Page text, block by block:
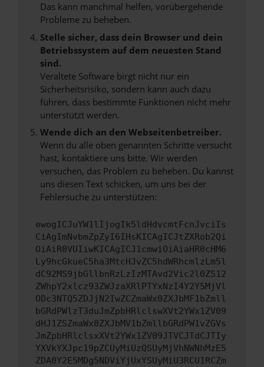
Das kann manchmal helfen, vorübergehende
Probleme zu beheben.
Stelle sicher, dass dein Browser und dein
Betriebssystem auf dem neuesten Stand
sind.
Veraltete Software birgt nicht nur ein
Sicherheitsrisiko, sondern kann auch dazu
führen, dass bestimmte Funktionen nicht mehr
unterstützt werden.
Wende dich an den Webseitenbetreiber.
Wenn du alle oben genannten Schritte versucht
hast, kontaktiere uns bitte. Wir werden
versuchen, das Problem zu beheben. Du kannst
uns diesen Text schicken, um uns bei der
Fehlersuche zu unterstützen:
ewogICJuYW1lIjogIk5ldHdvcmtFcnJvciIs
CiAgImNvbmZpZyI6IHsKICAgICJtZXRob2Qi
OiAiR0VUIiwKICAgICJ1cmwiOiAiaHR0cHM6
Ly9hcGkueC5ha3MtcHJvZC5hdWRhcmlzLm5l
dC92MS9jbGllbnRzLzIzMTAvd2Vic2l0ZS12
ZWhpY2xlcz93ZWJzaXRlPTYxNzI4Y2Y5MjVl
ODc3NTQ5ZDJjN2IwZCZmaWx0ZXJbMF1bZmll
bGRdPWlzT3duJmZpbHRlclswXVt2YWx1ZV09
dHJ1ZSZmaWx0ZXJbMV1bZmllbGRdPW1vZGVs
JmZpbHRlclsxXVt2YWx1ZV09JTVCJTdCJTIy
YXVkYXJpc19pZCUyMiUzQSUyMjVhNWNhMzE5
ZDA0Y2E5MDg5NDViYjUxYSUyMiU3RCU1RCZm